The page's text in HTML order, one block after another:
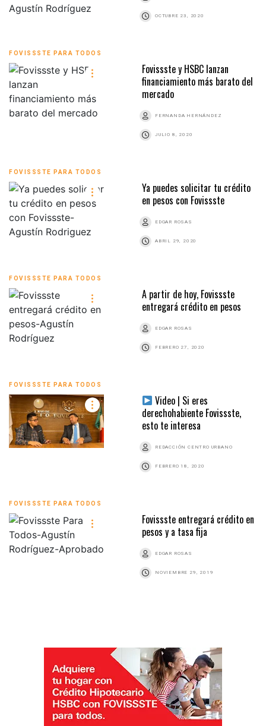
OCTUBRE 23, 2020
FOVISSSTE PARA TODOS
Fovissste y HSBC lanzan
financiamiento más barato del
mercado
FERNANDA HERNÁNDEZ
JULIO 8, 2020
FOVISSSTE PARA TODOS
Ya puedes solicitar tu crédito
en pesos con Fovissste
EDGAR ROSAS
ABRIL 29, 2020
FOVISSSTE PARA TODOS
A partir de hoy, Fovissste
entregará crédito en pesos
EDGAR ROSAS
FEBRERO 27, 2020
FOVISSSTE PARA TODOS
Video | Si eres
derechohabiente Fovissste,
esto te interesa
REDACCIÓN CENTRO URBANO
FEBRERO 18, 2020
FOVISSSTE PARA TODOS
Fovissste entregará crédito en
pesos y a tasa fija
EDGAR ROSAS
NOVIEMBRE 29, 2019